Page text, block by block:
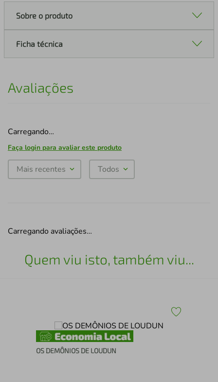
Sobre o produto
Ficha técnica
Avaliações
Carregando…
Faça login para avaliar este produto
Mais recentes Todos
Carregando avaliações…
Quem viu isto, também viu...
OS DEMÔNIOS DE LOUDUN